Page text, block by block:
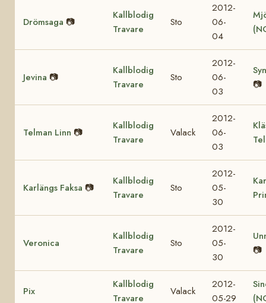
Drömsaga 📷
Kallblodig
Travare
Sto
2012-
06-
04
Jevina 📷
Kallblodig
Travare
Sto
2012-
06-
03
📷
Telman Linn 📷
Kallblodig
Travare
Valack
2012-
06-
03
Karlängs Faksa 📷
Kallblodig
Travare
Sto
2012-
05-
30
Veronica
Kallblodig
Travare
Sto
2012-
05-
30
📷
Pix
Kallblodig
Travare
Valack
2012-
05-29